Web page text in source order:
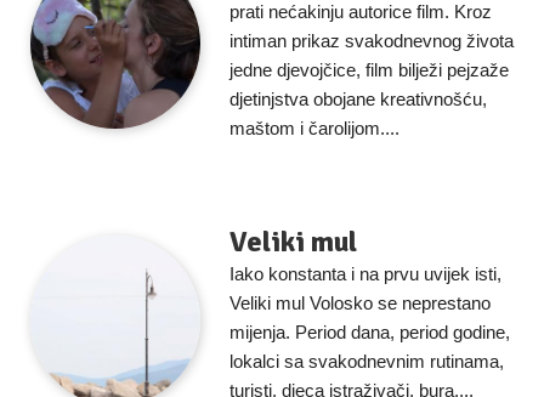
prati nećakinju autorice film. Kroz
intiman prikaz svakodnevnog života
jedne djevojčice, film bilježi pejzaže
djetinjstva obojane kreativnošću,
maštom i čarolijom....
Veliki mul
Iako konstanta i na prvu uvijek isti,
Veliki mul Volosko se neprestano
mijenja. Period dana, period godine,
lokalci sa svakodnevnim rutinama,
turisti, djeca istraživači, bura,...